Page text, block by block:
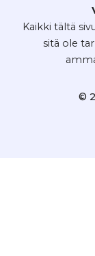
Kaikki tältä
sitä ole
©